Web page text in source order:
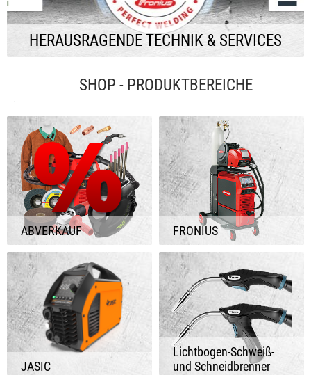
HERAUSRAGENDE TECHNIK & SERVICES
FRONIUS
SHOP - PRODUKTBEREICHE
ABVERKAUF
Lichtbogen-Schweiß-
und Schneidbrenner
JASIC